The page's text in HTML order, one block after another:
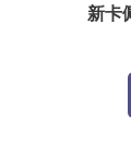
新卡